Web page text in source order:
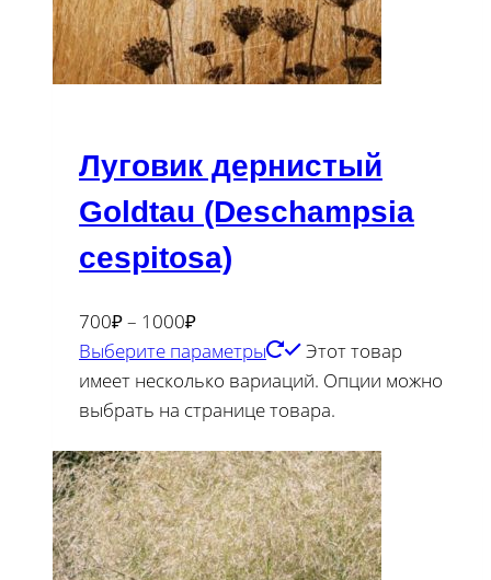
Луговик дернистый
Goldtau (Deschampsia
cespitosa)
700₽– 1000₽
Выберите параметры
Этот товар
имеет несколько вариаций. Опции можно
выбрать на странице товара.